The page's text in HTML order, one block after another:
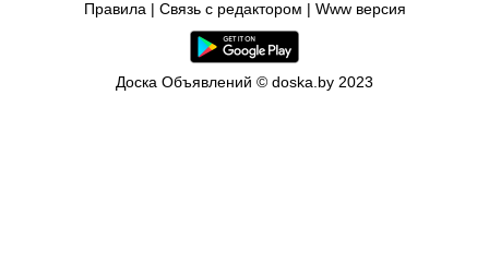
Правила Связь с редактором Www версия
Доска Объявлений © doska.by 2023